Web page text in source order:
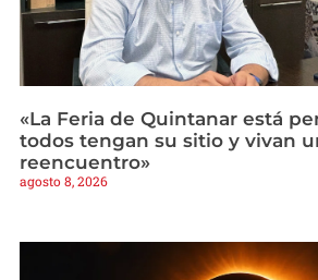
«La Feria de Quintanar está
todos tengan su sitio y vivan
reencuentro»
agosto 8, 2026